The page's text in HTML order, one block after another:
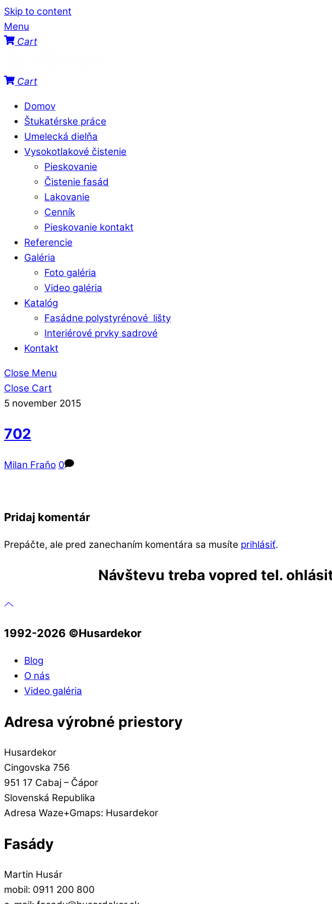
Skip to content
Menu
Cart
Cart
Domov
Štukatérske práce
Umelecká dielňa
Vysokotlakové čistenie
Pieskovanie
Čistenie fasád
Lakovanie
Cenník
Pieskovanie kontakt
Referencie
Galéria
Foto galéria
Video galéria
Katalóg
Fasádne polystyrénové lišty
Interiérové prvky sadrové
Kontakt
Close Menu
Close Cart
5 november 2015
702
Milan Fraňo 0
Pridaj komentár
Prepáčte, ale pred zanechaním komentára sa musíte prihlásiť.
Návštevu treba vopred tel.
1992-2026 ©️Husardekor
Blog
O nás
Video galéria
Adresa výrobné priestory
Husardekor
Cingovska 756
951 17 Cabaj – Čápor
Slovenská Republika
Adresa Waze+Gmaps: Husardekor
Fasády
Martin Husár
mobil: 0911 200 800